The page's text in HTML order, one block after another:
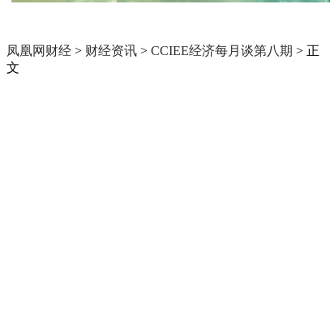
凤凰网财经 > 财经资讯 > CCIEE经济每月谈第八期 > 正
文